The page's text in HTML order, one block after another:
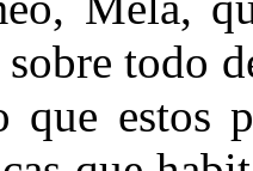
todo
que estos